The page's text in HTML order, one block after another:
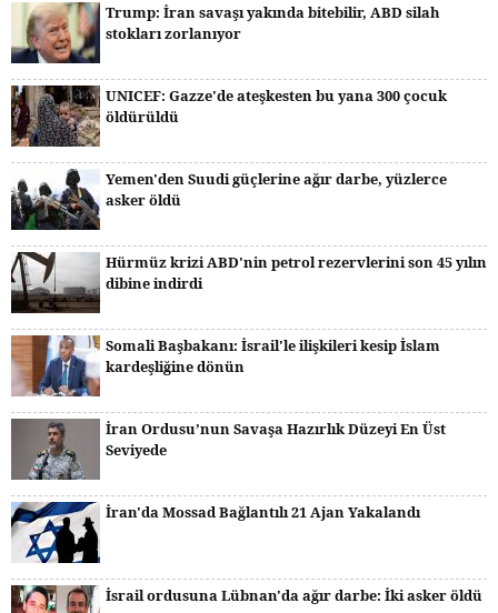
Trump: İran savaşı yakında bitebilir, ABD silah
stokları zorlanıyor
UNICEF: Gazze'de ateşkesten bu yana 300 çocuk
öldürüldü
Yemen'den Suudi güçlerine ağır darbe, yüzlerce
asker öldü
Hürmüz krizi ABD'nin petrol rezervlerini son 45 yılın
dibine indirdi
Somali Başbakanı: İsrail'le ilişkileri kesip İslam
kardeşliğine dönün
İran Ordusu’nun Savaşa Hazırlık Düzeyi En Üst
Seviyede
İran'da Mossad Bağlantılı 21 Ajan Yakalandı
İsrail ordusuna Lübnan'da ağır darbe: İki asker öldü